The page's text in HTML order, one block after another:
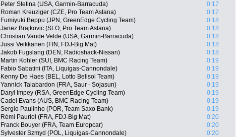
Peter Stetina (USA, Garmin-Barracuda)
0:17
Roman Kreuziger (CZE, Pro Team Astana)
0:17
Fumiyuki Beppu (JPN, GreenEdge Cycling Team)
0:18
Janez Brajkovic (SLO, Pro Team Astana)
0:18
Christian Vande Velde (USA, Garmin-Barracuda)
0:18
Jussi Veikkanen (FIN, FDJ-Big Mat)
0:18
Jakob Fugslang (DEN, Radioshack-Nissan)
0:18
Martin Kohler (SUI, BMC Racing Team)
0:19
Fabio Sabatini (ITA, Liquigas-Cannondale)
0:19
Kenny De Haes (BEL, Lotto Belisol Team)
0:19
Yannick Talabardon (FRA, Saur - Sojasun)
0:19
Daryl Impey (RSA, GreenEdge Cycling Team)
0:19
Cadel Evans (AUS, BMC Racing Team)
0:19
Sergio Paulinho (POR, Team Saxo Bank)
0:19
Rémi Pauriol (FRA, FDJ-Big Mat)
0:20
Franck Bouyer (FRA, Team Europcar)
0:20
Sylvester Szmyd (POL, Liquigas-Cannondale)
0:20